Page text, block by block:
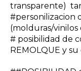
transparente)
#personilizacion
(molduras/vinilos
# posibilidad de
REMOLQUE y